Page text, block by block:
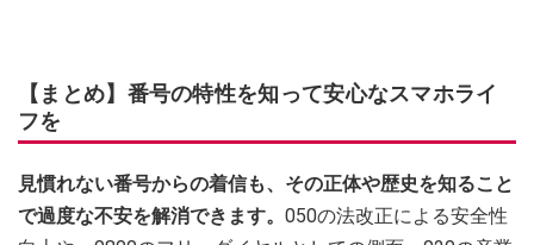
【まとめ】番号の特性を知って安心なスマホライ
フを
見慣れない番号からの着信も、その正体や歴史を知ること
で過度な不安を解消できます。 050の法改正による安全性